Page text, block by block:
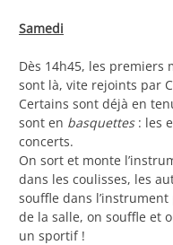
Samedi
Dès 14h45, les premiers
sont là, vite rejoints par
Certains sont déjà en
sont en basquettes: les
concerts.
On sort et monte
dans les coulisses, les
souffle dans
de la salle, on souffle et
un sportif !